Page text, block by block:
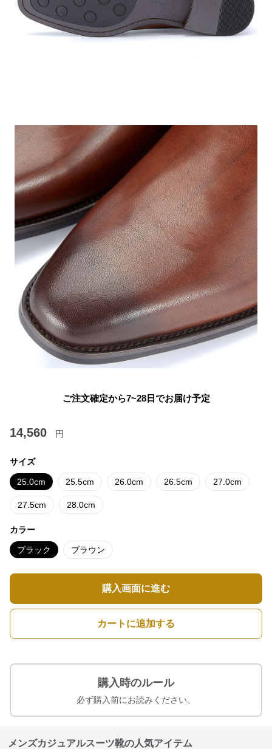
ご注文確定から7~28日でお届け予定
14,560 円
サイズ
25.0cm 25.5cm 26.0cm 26.5cm 27.0cm
27.5cm 28.0cm
カラー
ブラック ブラウン
購入画面に進む
カートに追加する
購入時のルール
必ず購入前にお読みください。
メンズカジュアルスーツ靴の人気アイテム